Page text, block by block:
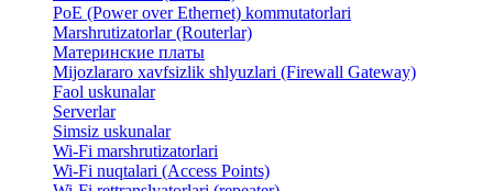
PoE (Power over Ethernet) kommutatorlari
Marshrutizatorlar (Routerlar)
Материнские платы
Mijozlararo xavfsizlik shlyuzlari (Firewall Gateway)
Faol uskunalar
Serverlar
Simsiz uskunalar
Wi-Fi marshrutizatorlari
Wi-Fi nuqtalari (Access Points)